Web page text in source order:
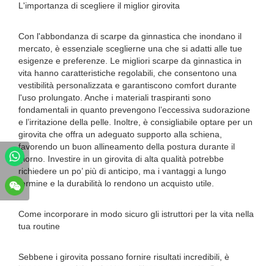
L'importanza di scegliere il miglior girovita
Con l'abbondanza di scarpe da ginnastica che inondano il
mercato, è essenziale sceglierne una che si adatti alle tue
esigenze e preferenze. Le migliori scarpe da ginnastica in
vita hanno caratteristiche regolabili, che consentono una
vestibilità personalizzata e garantiscono comfort durante
l'uso prolungato. Anche i materiali traspiranti sono
fondamentali in quanto prevengono l’eccessiva sudorazione
e l’irritazione della pelle. Inoltre, è consigliabile optare per un
girovita che offra un adeguato supporto alla schiena,
favorendo un buon allineamento della postura durante il
giorno. Investire in un girovita di alta qualità potrebbe
richiedere un po’ più di anticipo, ma i vantaggi a lungo
termine e la durabilità lo rendono un acquisto utile.
Come incorporare in modo sicuro gli istruttori per la vita nella
tua routine
Sebbene i girovita possano fornire risultati incredibili, è